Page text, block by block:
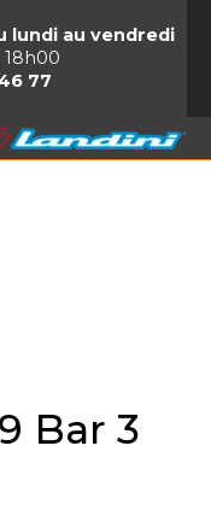
lundi au vendredi
18h00
77
Bar 3